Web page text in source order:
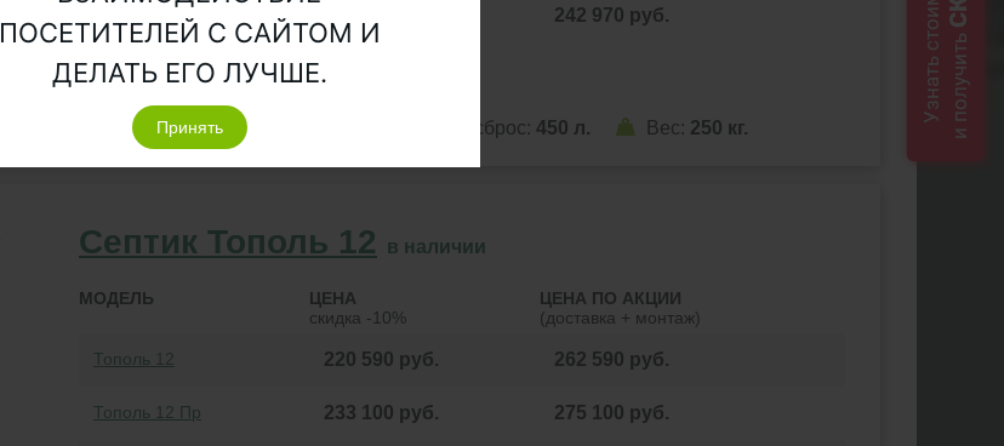
Тополь 9 Лонг Пр 242 970 руб.
Объем переработки: 1.5 м Залповый сброс: 450 л. Вес: 250 кг.
Септик Тополь 12 в наличии
МОДЕЛЬ
ЦЕНА
скидка -10%
ЦЕНА ПО АКЦИИ
(доставка + монтаж)
Тополь 12 220 590 руб. 262 590 руб.
Тополь 12 Пр 233 100 руб. 275 100 руб.
и получить
ПОСЕТИТЕЛЕЙ С САЙТОМ И
ДЕЛАТЬ ЕГО ЛУЧШЕ.
Принять